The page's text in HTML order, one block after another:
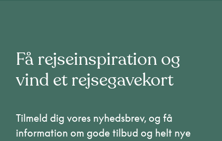
Få rejseinspiration og
vind et rejsegavekort
Tilmeld dig vores nyhedsbrev, og få
information om gode tilbud og helt nye